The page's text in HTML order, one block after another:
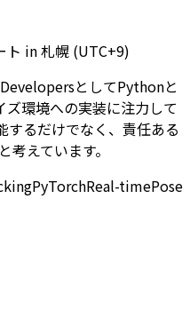
ト in札幌 (UTC+9)
としてPythonと
環境への実装に注力して
するだけでなく、責任ある
えています。
PyTorchReal-timePose